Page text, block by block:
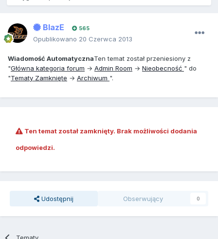
BlazE 565
Opublikowano 20 Czerwca 2013
Wiadomość AutomatycznaTen temat został przeniesiony z
"Główna kategoria forum → Admin Room → Nieobecność " do
"Tematy Zamknięte → Archiwum ".
Ten temat został zamknięty. Brak możliwości dodania
odpowiedzi.
Udostępnij Obserwujący 0
Tematy